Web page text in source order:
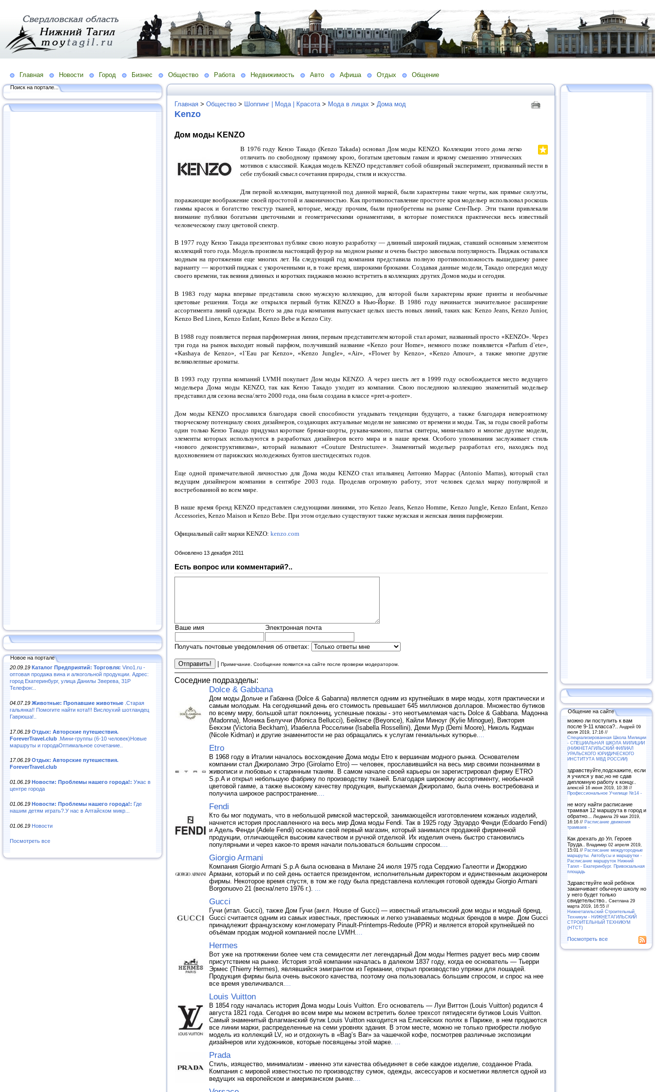
Главная Новости Город Бизнес Общество Работа Недвижимость Авто Афиша Отдых Общение
Поиск на портале...
Новое на портале
20.09.19 Каталог Предприятий: Торговля: Vino1.ru -
оптовая продажа вина и алкогольной продукции. Адрес:
город Екатеринбург, улица Данилы Зверева, 31Р
Телефон:..
04.07.19 Животные: Пропавшие животные .Старая
гальянка!! Помогите найти кота!!! Вислоухий шотландец
Гаврюша!..
17.06.19 Отдых: Авторские путешествия.
ForeverTravel.club .Мини-группы (6-10 человек)Новые
маршруты и городаОптимальное сочетание..
17.06.19 Отдых: Авторские путешествия.
ForeverTravel.club
01.06.19 Новости: Проблемы нашего города!: Ужас в
центре города
01.06.19 Новости: Проблемы нашего города!: Где
нашим детям играть?.У нас в Алтайском микр...
01.06.19 Новости
Посмотреть все
Главная > Общество > Шоппинг | Мода | Красота > Мода в лицах > Дома мод
Kenzo
Дом моды KENZO
В 1976 году Кензо Такадо (Kenzo Takada) основал Дом моды KENZO. Коллекции этого дома легко
отличить по свободному прямому крою, богатым цветовым гамам и яркому смешению этнических
мотивов с классикой. Каждая модель KENZO представляет собой обширный эксперимент, призванный нести в
себе глубокий смысл сочетания природы, стиля и искусства.
Для первой коллекции, выпущенной под данной маркой, были характерны такие черты, как прямые силуэты,
поражающие воображение своей простотой и лаконичностью. Как противопоставление простоте кроя модельер использовал роскошь
гаммы красок и богатство текстур тканей, которые, между прочим, были приобретены на рынке Сен-Пьер. Эти ткани привлекали
внимание публики богатыми цветочными и геометрическими орнаментами, в которые поместился практически весь известный
человеческому глазу цветовой спектр.
В 1977 году Кензо Такада презентовал публике свою новую разработку — длинный широкий пиджак, ставший основным элементом
коллекций того года. Модель произвела настоящий фурор на модном рынке и очень быстро завоевала популярность. Пиджак оставался
модным на протяжении еще многих лет. На следующий год компания представила полную противоположность вышедшему ранее
варианту — короткий пиджак с укороченными и, в тоже время, широкими брюками. Создавая данные модели, Такадо опередил моду
своего времени, так веяния длинных и коротких пиджаков можно встретить в коллекциях других Домов моды и сегодня.
В 1983 году марка впервые представила свою мужскую коллекцию, для которой были характерны яркие принты и необычные
цветовые решения. Тогда же открылся первый бутик KENZO в Нью-Йорке. В 1986 году начинается значительное расширение
ассортимента линий одежды. Всего за два года компания выпускает целых шесть новых линий, таких как: Kenzo Jeans, Kenzo Junior,
Kenzo Bed Linen, Kenzo Enfant, Kenzo Bebe и Kenzo City.
В 1988 году появляется первая парфюмерная линия, первым представителем которой стал аромат, названный просто «KENZO». Через
три года на рынок выходит новый парфюм, получивший название «Kenzo pour Home», немного позже появляется «Parfum d`ete»,
«Kashaya de Kenzo», «l`Eau par Kenzo», «Kenzo Jungle», «Air», «Flower by Kenzo», «Kenzo Amour», а также многие другие
великолепные ароматы.
В 1993 году группа компаний LVMH покупает Дом моды KENZO. А через шесть лет в 1999 году освобождается место ведущего
модельера Дома моды KENZO, так как Кензо Такадо уходит из компании. Свою последнюю коллекцию знаменитый модельер
представил для сезона весна/лето 2000 года, она была создана в классе «pret-a-porter».
Дом моды KENZO прославился благодаря своей способности угадывать тенденции будущего, а также благодаря невероятному
творческому потенциалу своих дизайнеров, создающих актуальные модели не зависимо от времени и моды. Так, за годы своей работы
один только Кензо Такадо придумал короткие брюки-шорты, рукава-кимоно, платья свитеры, мини-пальто и многие другие модели,
элементы которых используются в разработках дизайнеров всего мира и в наше время. Особого упоминания заслуживает стиль
«нового деконструктивизма», который называют «Couture Destructuree». Знаменитый модельер разработал его, находясь под
вдохновением от парижских молодежных бунтов шестидесятых годов.
Еще одной примечательной личностью для Дома моды KENZO стал итальянец Антонио Маррас (Antonio Marras), который стал
ведущим дизайнером компании в сентябре 2003 года. Проделав огромную работу, этот человек сделал марку популярной и
востребованной во всем мире.
В наше время бренд KENZO представлен следующими линиями, это Kenzo Jeans, Kenzo Homme, Kenzo Jungle, Kenzo Enfant, Kenzo
Accessories, Kenzo Maison и Kenzo Bebe. При этом отдельно существуют также мужская и женская линия парфюмерии.
Официальный сайт марки KENZO: kenzo.com
Обновлено 13 декабря 2011
Есть вопрос или комментарий?..
Ваше имя Электронная почта
Получать почтовые уведомления об ответах:
Примечание. Сообщение появится на сайте после проверки модератором.
Соседние подразделы:
Dolce & Gabbana
Дом моды Дольче и Габанна (Dolce & Gabanna) является одним из крупнейших в мире моды, хотя практически и
самым молодым. На сегодняшний день его стоимость превышает 645 миллионов долларов. Множество бутиков
по всему миру, большой штат поклонниц, успешные показы - это неотъемлемая часть Dolce & Gabbana. Мадонна
(Madonna), Моника Белуччи (Monica Bellucci), Бейонсе (Beyonce), Кайли Миноуг (Kylie Minogue), Виктория
Бекхэм (Victoria Beckham), Изабелла Росселини (Isabella Rossellini), Деми Мур (Demi Moore), Николь Кидман
(Nicole Kidman) и другие знаменитости не раз обращались к услугам гениальных кутюрье....
Etro
В 1968 году в Италии началось восхождение Дома моды Etro к вершинам модного рынка. Основателем
компании стал Джироламо Этро (Girolamo Etro) — человек, прославившийся на весь мир своими познаниями в
живописи и любовью к старинным тканям. В самом начале своей карьеры он зарегистрировал фирму ETRO
S.p.A и открыл небольшую фабрику по производству тканей. Благодаря широкому ассортименту, необычной
цветовой гамме, а также высокому качеству продукция, выпускаемая Джироламо, была очень востребована и
получила широкое распространение....
Fendi
Кто бы мог подумать, что в небольшой римской мастерской, занимающейся изготовлением кожаных изделий,
начнется история прославленного на весь мир Дома моды Fendi. Так в 1925 году Эдуардо Фенди (Edoardo Fendi)
и Адель Фенди (Adele Fendi) основали свой первый магазин, который занимался продажей фирменной
продукции, отличающейся высоким качеством и ручной отделкой. Их изделия очень быстро становились
популярными и через какое-то время начали пользоваться большим спросом....
Giorgio Armani
Компания Giorgio Armani S.p.A была основана в Милане 24 июля 1975 года Серджио Галеотти и Джорджио
Армани, который и по сей день остается президентом, исполнительным директором и единственным акционером
фирмы. Некоторое время спустя, в том же году была представлена коллекция готовой одежды Giorgio Armani
Borgonuovo 21 (весна/лето 1976 г.). ...
Gucci
Гучи (итал. Gucci), также Дом Гучи (англ. House of Gucci) — известный итальянский дом моды и модный бренд.
Gucci считается одним из самых известных, престижных и легко узнаваемых модных брендов в мире. Дом Gucci
принадлежит французскому конгломерату Pinault-Printemps-Redoute (PPR) и является второй крупнейшей по
объёмам продаж модной компанией после LVMH....
Hermes
Вот уже на протяжении более чем ста семидесяти лет легендарный Дом моды Hermes радует весь мир своим
присутствием на рынке. История этой компании началась в далеком 1837 году, когда ее основатель — Тьерри
Эрмес (Thierry Hermes), являвшийся эмигрантом из Германии, открыл производство упряжи для лошадей.
Продукция фирмы была очень высокого качества, поэтому она пользовалась большим спросом, и спрос на нее
все время увеличивался....
Louis Vuitton
В 1854 году началась история Дома моды Louis Vuitton. Его основатель — Луи Виттон (Louis Vuitton) родился 4
августа 1821 года. Сегодня во всем мире мы можем встретить более трехсот пятидесяти бутиков Louis Vuitton.
Самый знаменитый флагманский бутик Louis Vuitton находится на Елисейских полях в Париже, в нем продаются
все линии марки, распределенные на семи уровнях здания. В этом месте, можно не только приобрести любую
модель из коллекций LV, но и отдохнуть в «Bag’s Bar» за чашечкой кофе, посмотрев различные экспозиции
дизайнеров или художников, которые посвящены этой марке. ...
Prada
Стиль, изящество, минимализм - именно эти качества объединяет в себе каждое изделие, созданное Prada.
Компания с мировой известностью по производству сумок, одежды, аксессуаров и косметики является одной из
ведущих на европейском и американском рынке....
Общение на сайте
можно ли поступить к вам
после 9-11 класса?.. Андрей 09
июля 2019, 17:16 //
Специализированная Школа Милиции
- СПЕЦИАЛЬНАЯ ШКОЛА МИЛИЦИИ
(НИЖНЕТАГИЛЬСКИЙ ФИЛИАЛ
УРАЛЬСКОГО ЮРИДИЧЕСКОГО
ИНСТИТУТА МВД РОССИИ)
здравствуйте,подскажите, если
я учился у вас,но не сдав
дипломную работу к концу..
алексей 16 июня 2019, 10:38 //
Профессиональное Училище №14 -
не могу найти расписание
трамвая 12 маршрута в город и
обратно...
Людмила 29 мая 2019,
16:16 // Расписание движения
трамваев -
Как доехать до Ул. Героев
Труда.. Владимир 02 апреля 2019,
15:01 // Расписание междугородные
маршруты. Автобусы и маршрутки -
Расписание маршруток Нижний
Тагил - Екатеринбург. Привокзальная
площадь
Здравствуйте мой ребёнок
заканчивает обычную школу но
у него будет только
свидетельство.. Светлана 29
марта 2019, 16:55 //
Нижнетагильский Строительный
Техникум - НИЖНЕТАГИЛЬСКИЙ
СТРОИТЕЛЬНЫЙ ТЕХНИКУМ
(НТСТ)
Посмотреть все